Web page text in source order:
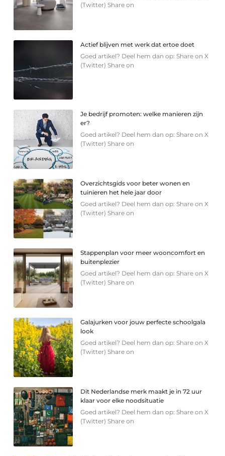
(Twitter) Share on
Actief blijven met werk dat ertoe doet
Goed artikel? Deel hem dan op: Share on X
(Twitter) Share on
Je bedrijf promoten: welke manieren zijn
er?
Goed artikel? Deel hem dan op: Share on X
(Twitter) Share on
Overzichtsgids voor beter wonen en
tuinieren het hele jaar door
Goed artikel? Deel hem dan op: Share on X
(Twitter) Share on
Stappenplan voor meer wooncomfort en
buitenplezier
Goed artikel? Deel hem dan op: Share on X
(Twitter) Share on
Galajurken voor jouw perfecte schoolgala
look
Goed artikel? Deel hem dan op: Share on X
(Twitter) Share on
Dit Nederlandse merk maakt je in 72 uur
klaar voor elke noodsituatie
Goed artikel? Deel hem dan op: Share on X
(Twitter) Share on